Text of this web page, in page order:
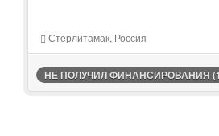
Стерлитамак, Россия
НЕ ПОЛУЧИЛ ФИНАНСИРОВАНИЯ